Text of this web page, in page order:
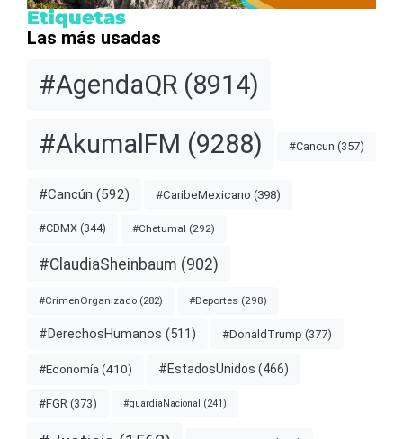
Etiquetas
Las más usadas
#AgendaQR (8914)
#AkumalFM (9288) #Cancun (357)
#Cancún (592) #CaribeMexicano (398)
#CDMX (344) #Chetumal (292)
#ClaudiaSheinbaum (902)
#CrimenOrganizado (282) #Deportes (298)
#DerechosHumanos (511) #DonaldTrump (377)
#Economía (410) #EstadosUnidos (466)
#FGR (373) #guardiaNacional (241)